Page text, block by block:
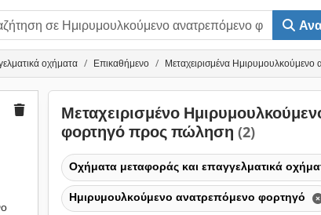
οχήματα Επικαθήμενο Μεταχειρισμένα
Μεταχειρισμένο
φορτηγό προς πώληση (2)
Οχήματα μεταφοράς και επαγγελματικά
Ημιρυμουλκούμενο ανατρεπόμενο φορτηγό